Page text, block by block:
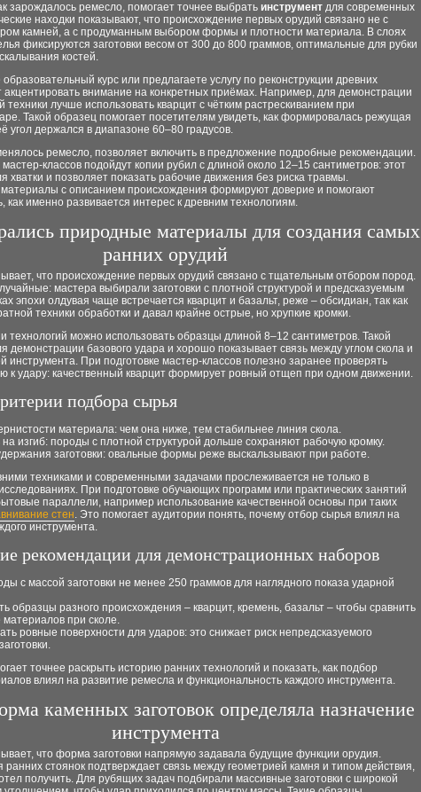
зарождалось ремесло, помогает точнее выбрать инструмент для современных
находки показывают, что происхождение первых орудий связано не с
камней, а с продуманным выбором формы и плотности материала. В слоях
фиксируются заготовки весом от 300 до 800 граммов, оптимальные для рубки
костей.
курс или предлагаете услугу по реконструкции древних
акцентировать внимание на конкретных приёмах. Например, для демонстрации
техники лучше использовать кварцит с чётким растрескиванием при
Такой образец помогает посетителям увидеть, как формировалась режущая
угол держался в диапазоне 60–80 градусов.
ремесло, позволяет включить в предложение подробные рекомендации.
мастер-классов подойдут копии рубил с длиной около 12–15 сантиметров: этот
хватки и позволяет показать рабочие движения без риска травмы.
с описанием происхождения формируют доверие и помогают
как именно развивается интерес к древним технологиям.
природные материалы для создания самых
ранних орудий
что происхождение первых орудий связано с тщательным отбором пород.
мастера выбирали заготовки с плотной структурой и предсказуемым
эпохи олдувая чаще встречается кварцит и базальт, реже – обсидиан, так как
техники обработки и давал крайне острые, но хрупкие кромки.
технологий можно использовать образцы длиной 8–12 сантиметров. Такой
демонстрации базового удара и хорошо показывает связь между углом скола и
инструмента. При подготовке мастер-классов полезно заранее проверять
к удару: качественный кварцит формирует ровный отщеп при одном движении.
подбора сырья
материала: чем она ниже, тем стабильнее линия скола.
на изгиб: породы с плотной структурой дольше сохраняют рабочую кромку.
заготовки: овальные формы реже выскальзывают при работе.
техниками и современными задачами прослеживается не только в
При подготовке обучающих программ или практических занятий
параллели, например использование качественной основы при таких
стен. Это помогает аудитории понять, почему отбор сырья влиял на
инструментa.
рекомендации для демонстрационных наборов
с массой заготовки не менее 250 граммов для наглядного показа ударной
образцы разного происхождения – кварцит, кремень, базальт – чтобы сравнить
при сколе.
ровные поверхности для ударов: это снижает риск непредсказуемого
точнее раскрыть историю ранних технологий и показать, как подбор
влиял на развитие ремесла и функциональность каждого инструментa.
каменных заготовок определяла назначение
инструмента
что форма заготовки напрямую задавала будущие функции орудия.
ранних стоянок подтверждает связь между геометрией камня и типом действия,
получить. Для рубящих задач подбирали массивные заготовки с широкой